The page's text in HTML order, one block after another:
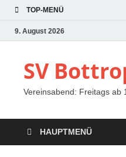
TOP-MENÜ
9. August 2026
SV
Vereinsabend: Freitags ab
HAUPTMENÜ